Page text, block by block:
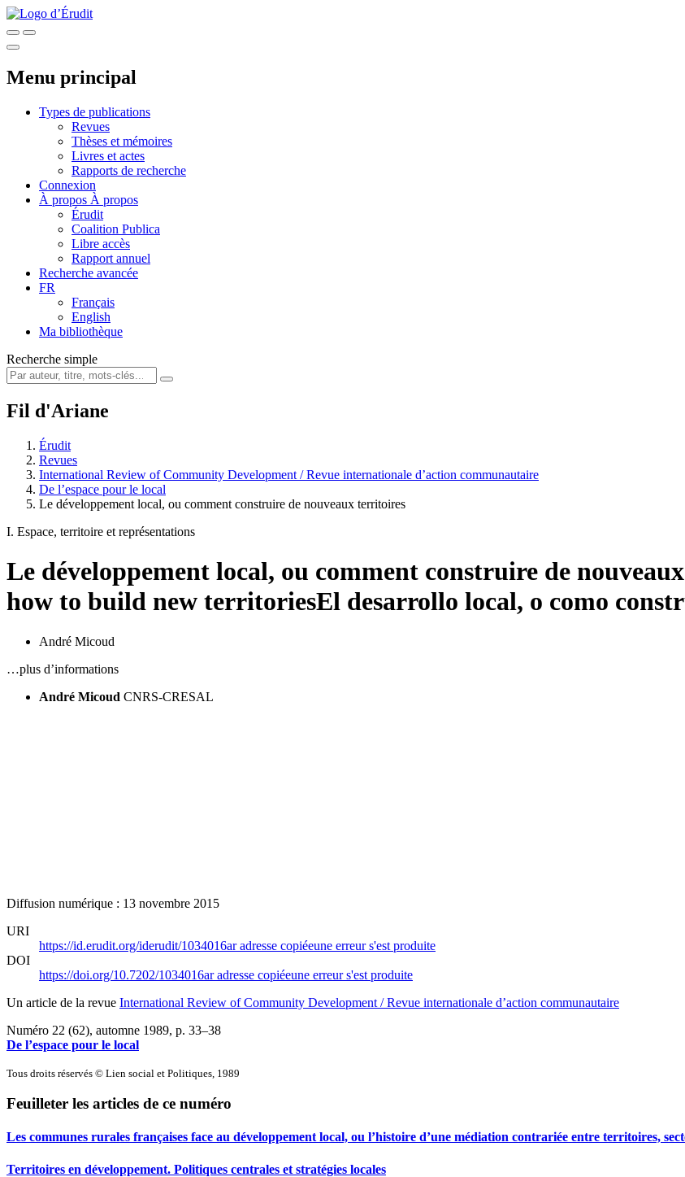
Menu principal
Types de publications
Revues
Thèses et mémoires
Livres et actes
Rapports de recherche
Connexion
À propos À propos
Érudit
Coalition Publica
Libre accès
Rapport annuel
Recherche avancée
FR
Français
English
Ma bibliothèque
Recherche simple
Fil d'Ariane
Érudit
Revues
International Review of Community Development / Revue internationale d’action communautaire
De l’espace pour le local
Le développement local, ou comment construire de nouveaux territoires
I. Espace, territoire et représentations
Le développement local, ou comment construire de
how to build new territoriesEl desarrollo local, o como
André Micoud
…plus d’informations
André Micoud CNRS-CRESAL
Diffusion numérique : 13 novembre 2015
URI
https://id.erudit.org/iderudit/1034016aradresse copiéeune erreur s'est produite
DOI
https://doi.org/10.7202/1034016aradresse copiéeune erreur s'est produite
Un article de la revue International Review of Community Development / Revue internationale d’action communautaire
Numéro 22 (62), automne 1989, p. 33–38
De l’espace pour le local
Tous droits réservés © Lien social et Politiques, 1989
Feuilleter les articles de ce numéro
Les communes rurales françaises face au développement local, ou l’histoire d’une médiation contrariée entre territoires,
Territoires en développement. Politiques centrales et stratégies locales